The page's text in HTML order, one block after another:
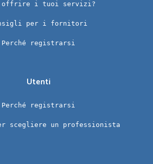
offrire i tuoi servizi?
per i fornitori
Perché registrarsi
Utenti
Perché registrarsi
scegliere un professionista